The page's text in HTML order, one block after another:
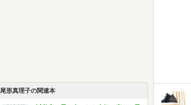
尾形真理子の関連本